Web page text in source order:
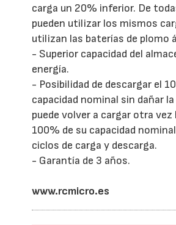
carga un 20% inferior. De
pueden utilizar los mismos
utilizan las baterías de plomo
- Superior capacidad del
energía.
- Posibilidad de descargar el
capacidad nominal sin dañar
puede volver a cargar otra vez
100% de su capacidad
ciclos de carga y descarga.
- Garantía de 3 años.
www.rcmicro.es